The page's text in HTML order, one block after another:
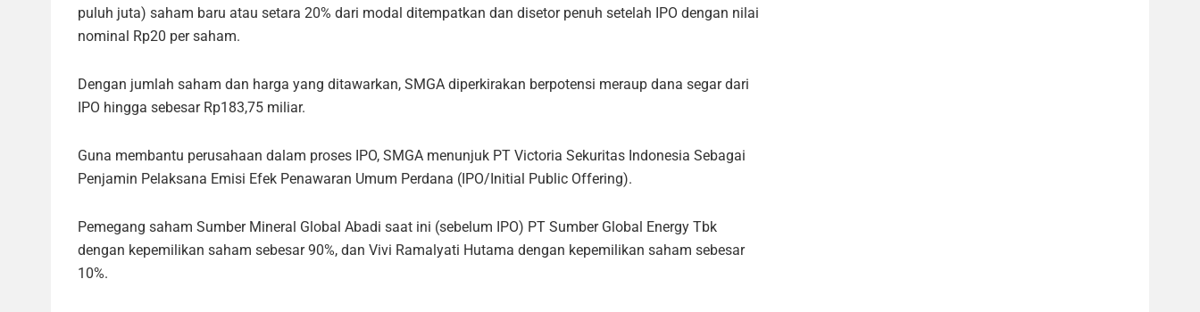
puluh juta) saham baru atau setara 20% dari modal ditempatkan dan disetor penuh setelah IPO dengan nilai
nominal Rp20 per saham.
Dengan jumlah saham dan harga yang ditawarkan, SMGA diperkirakan berpotensi meraup dana segar dari
IPO hingga sebesar Rp183,75 miliar.
Guna membantu perusahaan dalam proses IPO, SMGA menunjuk PT Victoria Sekuritas Indonesia Sebagai
Penjamin Pelaksana Emisi Efek Penawaran Umum Perdana (IPO/Initial Public Offering).
Pemegang saham Sumber Mineral Global Abadi saat ini (sebelum IPO) PT Sumber Global Energy Tbk
dengan kepemilikan saham sebesar 90%, dan Vivi Ramalyati Hutama dengan kepemilikan saham sebesar
10%.